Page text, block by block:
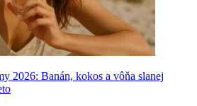
2026: Banán, kokos a vôňa slanej